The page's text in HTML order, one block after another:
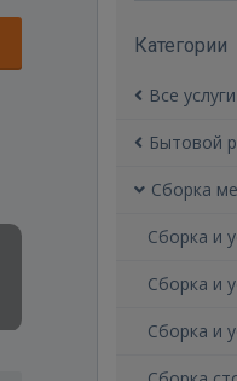
Категории
Все услуги
Бытовой
Сборка
Сборка и
Сборка и
Сборка и